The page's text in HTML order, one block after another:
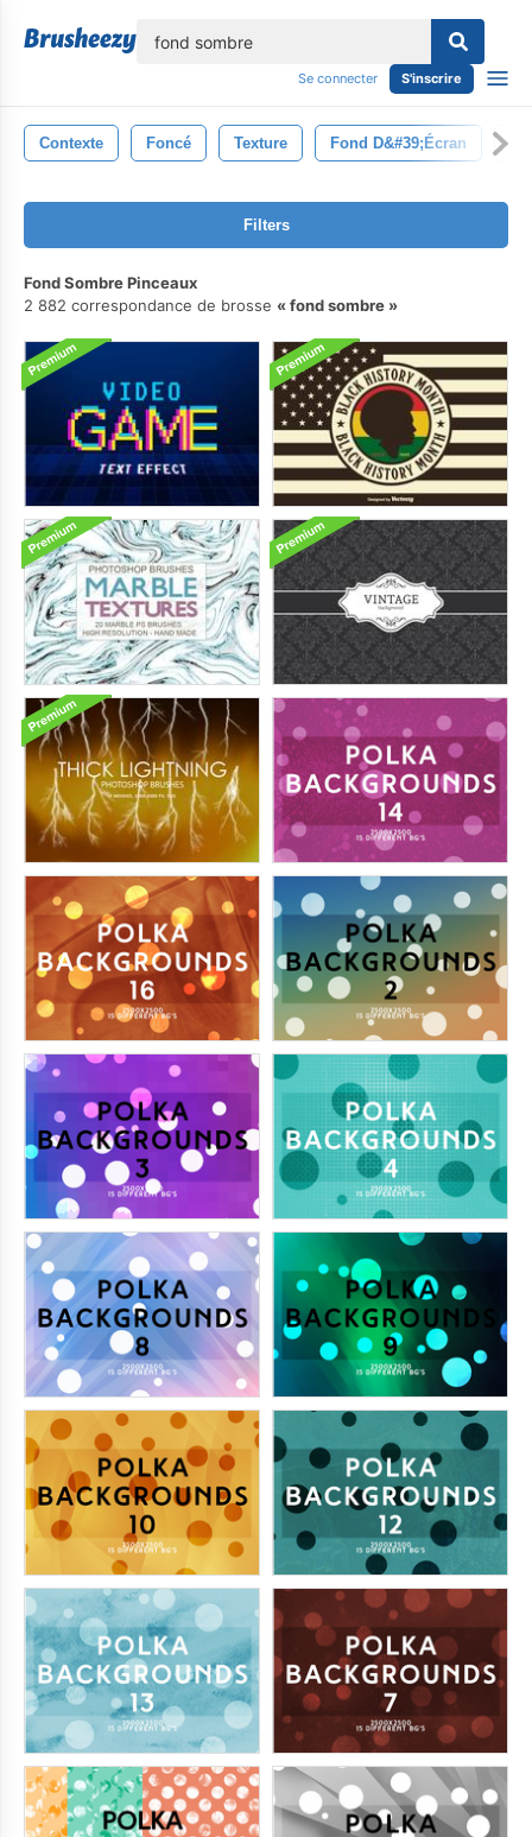
Se connecter S'inscrire
Contexte Foncé Texture Fond D&#39;écran
Filters
Fond Sombre Pinceaux
2 882 correspondance de brosse
fond sombre